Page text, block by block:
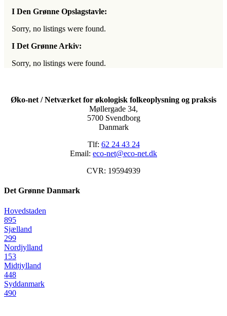
I Den Grønne Opslagstavle:
Sorry, no listings were found.
I Det Grønne Arkiv:
Sorry, no listings were found.
Øko-net / Netværket for økologisk folkeoplysning og praksis
Møllergade 34,
5700 Svendborg
Danmark
Tlf: 62 24 43 24
Email: eco-net@eco-net.dk
CVR: 19594939
Det Grønne Danmark
Hovedstaden
895
Sjælland
299
Nordjylland
153
Midtjylland
448
Syddanmark
490